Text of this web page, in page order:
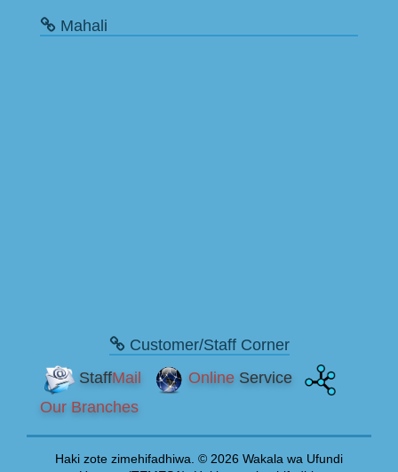
Mahali
Customer/Staff Corner
StaffMail Online Service
Our Branches
Haki zote zimehifadhiwa. © 2026 Wakala wa Ufundi